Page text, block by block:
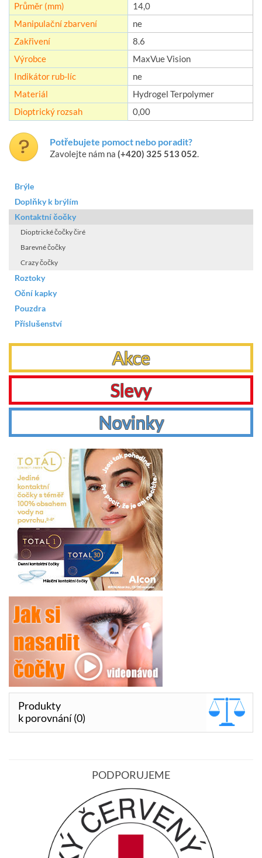
Průměr (mm)
14,0
Manipulační zbarvení
ne
Zakřivení
8.6
Výrobce
MaxVue Vision
Indikátor rub-líc
ne
Materiál
Hydrogel Terpolymer
Dioptrický rozsah
0,00
Potřebujete pomoct nebo poradit?
Zavolejte nám na (+420) 325 513 052.
Brýle
Doplňky k brýlím
Kontaktní čočky
Dioptrické čočky čiré
Barevné čočky
Crazy čočky
Roztoky
Oční kapky
Pouzdra
Příslušenství
Akce
Slevy
Novinky
Produkty
k porovnání (0)
PODPORUJEME